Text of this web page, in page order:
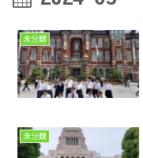
未分類
未分類